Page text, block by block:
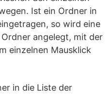
Ist ein Ordner in
so wird eine
angelegt, mit der
einzelnen Mausklick
in die Liste der